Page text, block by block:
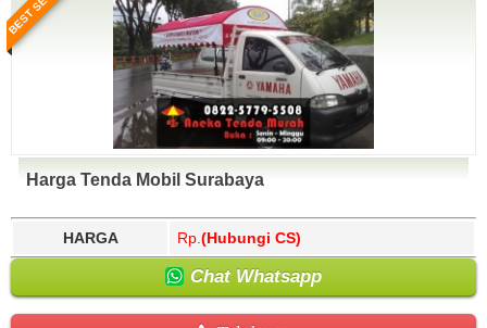
Harga Tenda Mobil Surabaya
HARGA Rp. (Hubungi CS)
Chat Whatsapp